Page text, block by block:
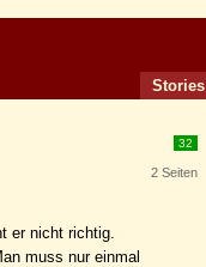
Stories
32
2 Seiten
er nicht richtig.
muss nur einmal